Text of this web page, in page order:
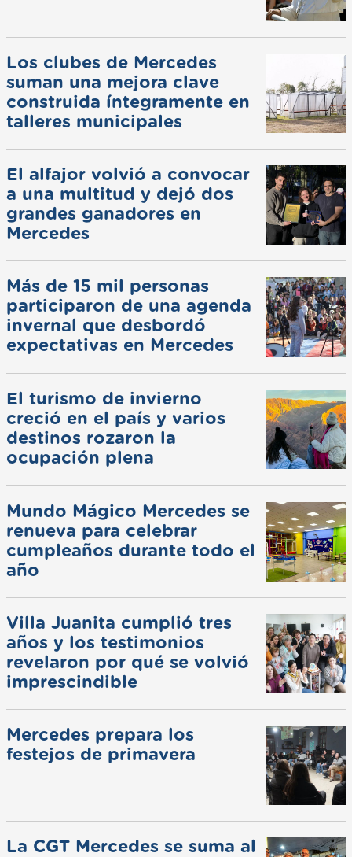
Los clubes de Mercedes
suman una mejora clave
construida íntegramente en
talleres municipales
El alfajor volvió a convocar
a una multitud y dejó dos
grandes ganadores en
Mercedes
Más de 15 mil personas
participaron de una agenda
invernal que desbordó
expectativas en Mercedes
El turismo de invierno
creció en el país y varios
destinos rozaron la
ocupación plena
Mundo Mágico Mercedes se
renueva para celebrar
cumpleaños durante todo el
año
Villa Juanita cumplió tres
años y los testimonios
revelaron por qué se volvió
imprescindible
Mercedes prepara los
festejos de primavera
La CGT Mercedes se suma al